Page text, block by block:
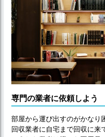
専門の業者に依頼しよう
部屋から運び出すのがかなり
回収業者に自宅まで回収に来